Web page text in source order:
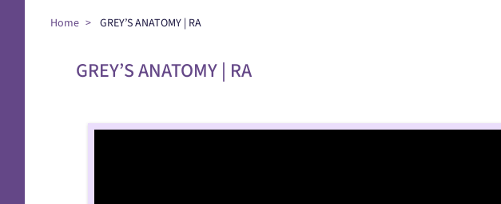
Home GREY’S ANATOMY | RA
GREY’S ANATOMY | RA